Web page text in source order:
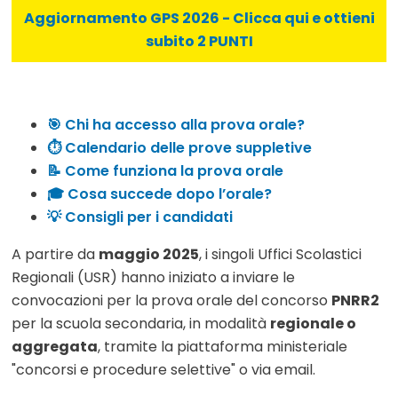
Aggiornamento GPS 2026 - Clicca qui e ottieni
subito 2 PUNTI
🎯 Chi ha accesso alla prova orale?
⏱ Calendario delle prove suppletive
📝 Come funziona la prova orale
🎓 Cosa succede dopo l’orale?
💡 Consigli per i candidati
A partire da maggio 2025, i singoli Uffici Scolastici
Regionali (USR) hanno iniziato a inviare le
convocazioni per la prova orale del concorso PNRR2
per la scuola secondaria, in modalità regionale o
aggregata, tramite la piattaforma ministeriale
"concorsi e procedure selettive" o via email.